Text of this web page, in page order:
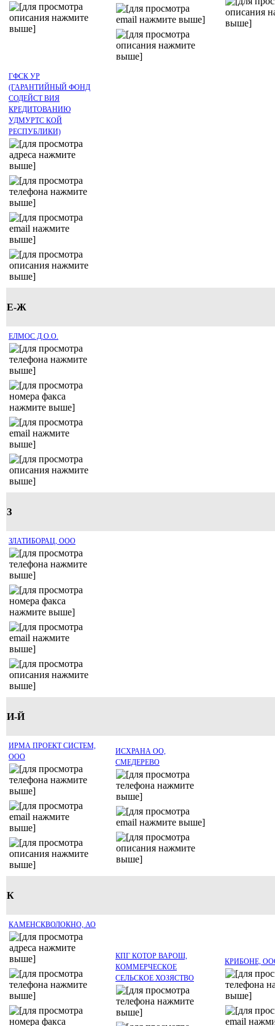
ГФСК УР
(ГАРАНТИЙНЫЙ ФОНД
СОДЕЙСТ ВИЯ
КРЕДИТОВАНИЮ
УДМУРТС КОЙ
РЕСПУБЛИКИ)
Е-Ж
ЕЛМОС Д.О.О.
З
ЗЛАТИБОРАЦ, ООО
И-Й
ИРМА ПРОЕКТ СИСТЕМ,
ООО
ИСХРАНА ОО,
СМЕДЕРЕВО
К
КАМЕНСКВОЛОКНО, АО
КПГ КОТОР ВАРОШ,
КОММЕРЧЕСКОЕ
СЕЛЬСКОЕ ХОЗЯСТВО
КРИБОНЕ,